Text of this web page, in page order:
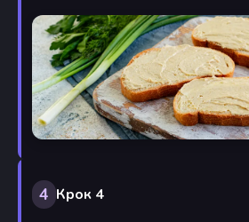
4 Крок 4